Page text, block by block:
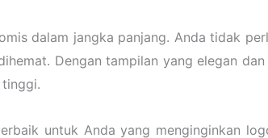
dalam jangka panjang. Anda tidak
Dengan tampilan yang elegan
untuk Anda yang menginginkan